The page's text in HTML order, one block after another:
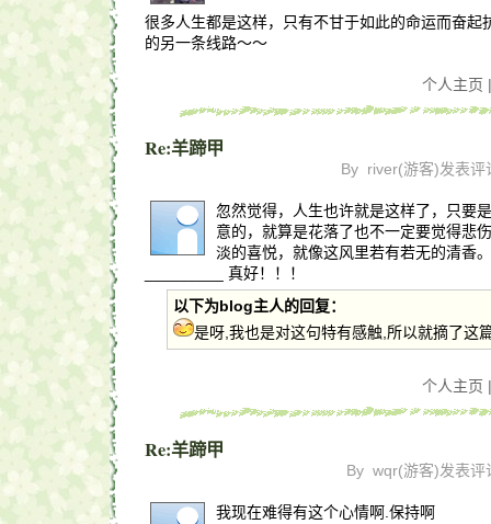
很多人生都是这样，只有不甘于如此的命运而奋起
的另一条线路～～
个人主页
Re:羊蹄甲
By river(游客)发表评
忽然觉得，人生也许就是这样了，只要
意的，就算是花落了也不一定要觉得悲
淡的喜悦，就像这风里若有若无的清香。
_________ 真好！！！
以下为blog主人的回复：
是呀,我也是对这句特有感触,所以就摘了这
个人主页
Re:羊蹄甲
By wqr(游客)发表评
我现在难得有这个心情啊.保持啊